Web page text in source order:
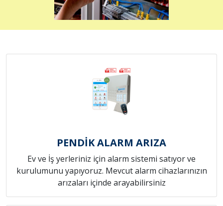
PENDİK ALARM ARIZA
Ev ve İş yerleriniz için alarm sistemi satıyor ve
kurulumunu yapıyoruz. Mevcut alarm cihazlarınızın
arızaları içinde arayabilirsiniz